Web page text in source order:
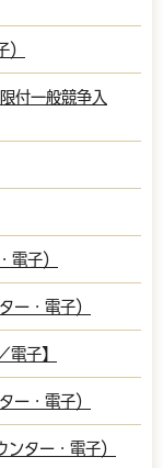
付一般競争入
電子）
ー・電子）
電子】
ー・電子）
ター・電子）